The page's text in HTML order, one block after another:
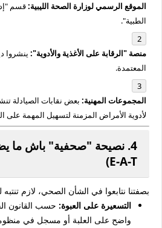
الموقع الرسمي لوزارة الصحة الليبية:قسم
الطبية".
منصة "الرقابة على الأغذية والأدوية": ينشروا
المعتمدة.
المجموعات المهنية:
لأدوية الأمراض المزمنة لتسهيل المهمة على
E-A-T)
بصفتنا نتابعوا في الشأن الصحي، لازم
التسعيرة على العبوة: حسب القانون
واضح على العلبة أو مسجل في